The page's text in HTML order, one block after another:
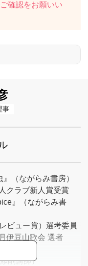
確認をお願いい
事
（ながらみ書房）
ラブ新人賞受賞
』（ながらみ書
ビュー賞）選考委員
伊豆山歌会 選者
」選者"
作添削講師）